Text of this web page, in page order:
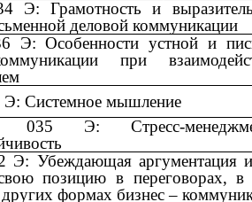
Э: Грамотность и
деловой коммуникации
Э: Особенности устной и
при
Э: Системное мышление
Э: Стресс-
Э: Убеждающая аргументация
свою позицию в переговорах, в
других формах бизнес –